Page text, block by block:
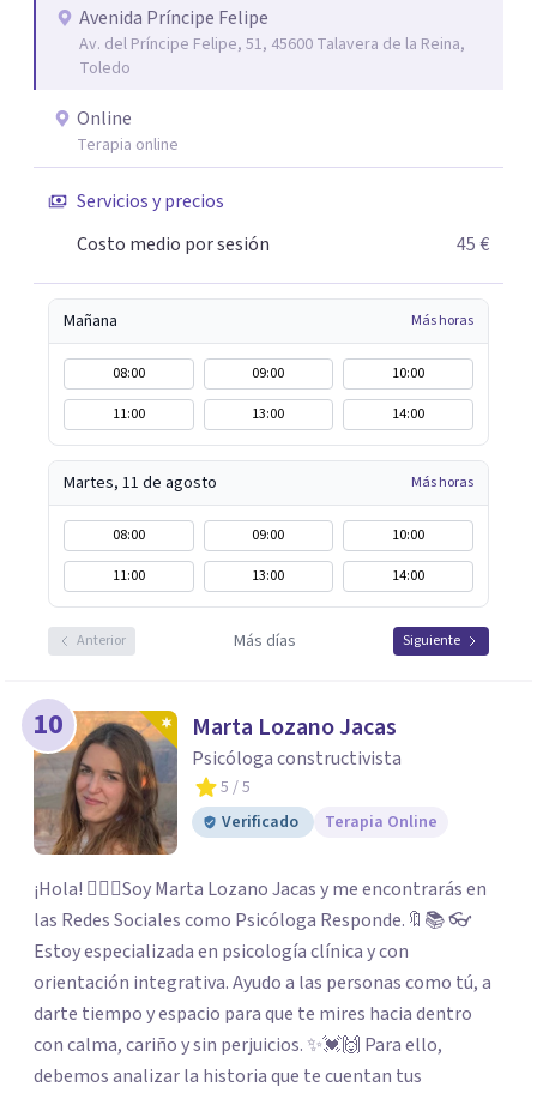
consistirá el tratamiento y te plantearé qué
herramientas usaremos para resolver las situaciones que
te preocupan. Aplico una psicología integradora que
reúne los elementos que puedan ayudar de una manera
más rápida y eficaz a cada paciente. Dado que cuando uno
lo está pasando mal desea recuperarse cuanto antes,
siempre procuro que los tratamientos tengan la menor
duración posible, con el consiguiente ahorro de tiempo y
Avenida Príncipe Felipe
Av. del Príncipe Felipe, 51, 45600 Talavera de la Reina,
Toledo
Online
Terapia online
Servicios y precios
Costo medio por sesión
45 €
Mañana Más horas
08:00 09:00
10:00
11:00
13:00 14:00
Martes, 11 de agosto Más horas
08:00 09:00
10:00
11:00
13:00 14:00
Anterior Más días Siguiente
10 Marta Lozano Jacas
Psicóloga constructivista
5 / 5
Verificado
Terapia Online
¡Hola! 🙋🏼‍♀️Soy Marta Lozano Jacas y me encontrarás en
las Redes Sociales como Psicóloga Responde.🔖📚 👓
Estoy especializada en psicología clínica y con
orientación integrativa. Ayudo a las personas como tú, a
darte tiempo y espacio para que te mires hacia dentro
con calma, cariño y sin perjuicios. ✨💓🙌 Para ello,
debemos analizar la historia que te cuentan tus